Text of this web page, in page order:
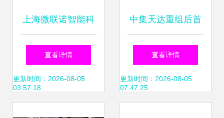
上海微联诺智能科
技启动2022年度旅
游APP推广，深耕
查看详情
更新时间：2026-08-05
03:57:18
中集天达重组后首
份中期业绩超预
期，首提“城市高端
查看详情
更新时间：2026-08-05
07:47:25